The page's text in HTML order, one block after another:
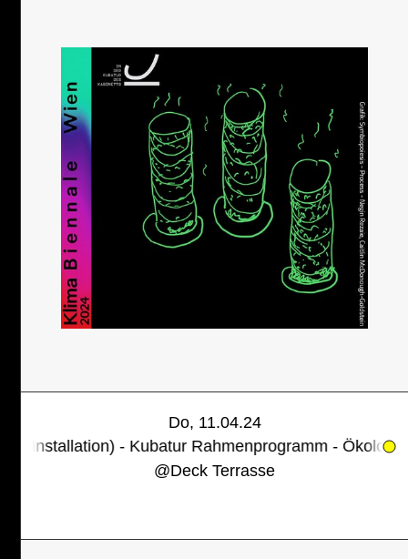
Do, 11.04.24
- Kubatur Rahmenprogramm - Ökologien der
@Deck Terrasse